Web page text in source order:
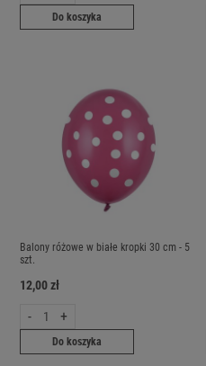
Do koszyka
Balony różowe w białe kropki 30 cm - 5
szt.
12,00 zł
- +
Do koszyka